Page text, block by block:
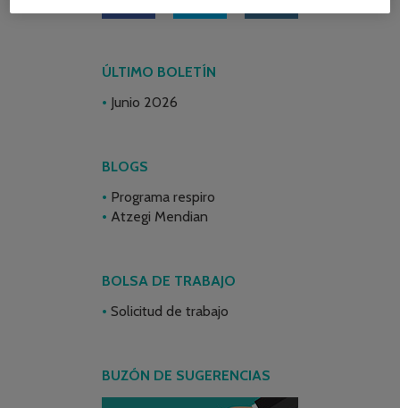
ÚLTIMO BOLETÍN
Junio 2026
BLOGS
Programa respiro
Atzegi Mendian
BOLSA DE TRABAJO
Solicitud de trabajo
BUZÓN DE SUGERENCIAS